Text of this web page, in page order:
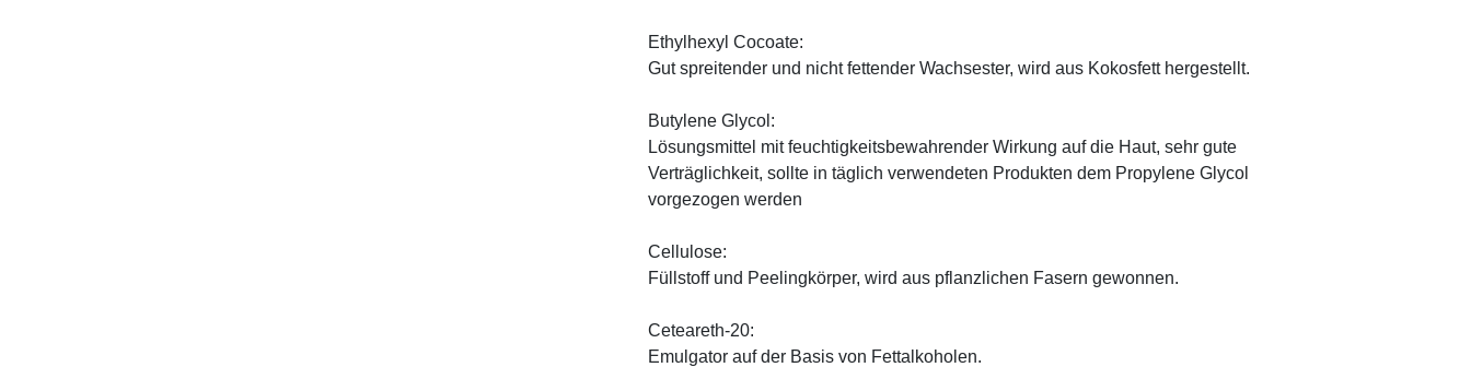
Ethylhexyl Cocoate:
Gut spreitender und nicht fettender Wachsester, wird aus Kokosfett hergestellt.
Butylene Glycol:
Lösungsmittel mit feuchtigkeitsbewahrender Wirkung auf die Haut, sehr gute
Verträglichkeit, sollte in täglich verwendeten Produkten dem Propylene Glycol
vorgezogen werden
Cellulose:
Füllstoff und Peelingkörper, wird aus pflanzlichen Fasern gewonnen.
Ceteareth-20:
Emulgator auf der Basis von Fettalkoholen.